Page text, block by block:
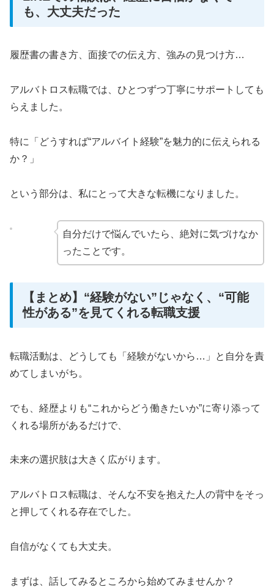
も、大丈夫だった
履歴書の書き方、面接での伝え方、強みの見つけ方…
アルバトロス転職では、ひとつずつ丁寧にサポートしても
らえました。
特に「どうすれば“アルバイト経験”を魅力的に伝えられる
か？」
という部分は、私にとって大きな転機になりました。
自分だけで悩んでいたら、絶対に気づけなか
ったことです。
【まとめ】“経験がない”じゃなく、“可能
性がある”を見てくれる転職支援
転職活動は、どうしても「経験がないから…」と自分を責
めてしまいがち。
でも、経歴よりも“これからどう働きたいか”に寄り添って
くれる場所があるだけで、
未来の選択肢は大きく広がります。
アルバトロス転職は、そんな不安を抱えた人の背中をそっ
と押してくれる存在でした。
自信がなくても大丈夫。
まずは、話してみるところから始めてみませんか？